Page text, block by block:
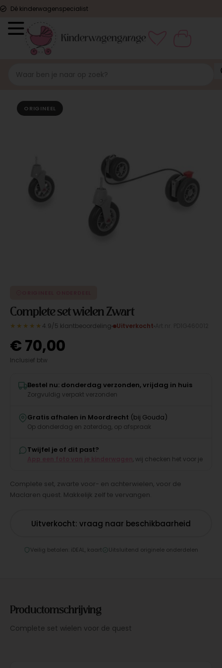
Dé kinderwagenspecialist
ORIGINEEL
Complete set wielen Zwart
★★★★★ 4.9/5 klantbeoordeling Uitverkocht
€70,00
Inclusief btw
Bestel nu: donderdag verzonden, vrijdag in huis
Zorgvuldig verpakt verzonden
Gratis afhalen in Moordrecht (bij Gouda)
Op donderdag en zaterdag, op afspraak
Twijfel je of dit past?
, wij checken het voor je
Complete set, zwarte voor- en achterwielen, voor de
Maclaren quest. Makkelijk zelf te vervangen.
Uitverkocht: vraag naar beschikbaarheid
Veilig betalen: iDEAL, kaart Uitsluitend originele onderdelen
Productomschrijving
Complete set wielen voor de quest